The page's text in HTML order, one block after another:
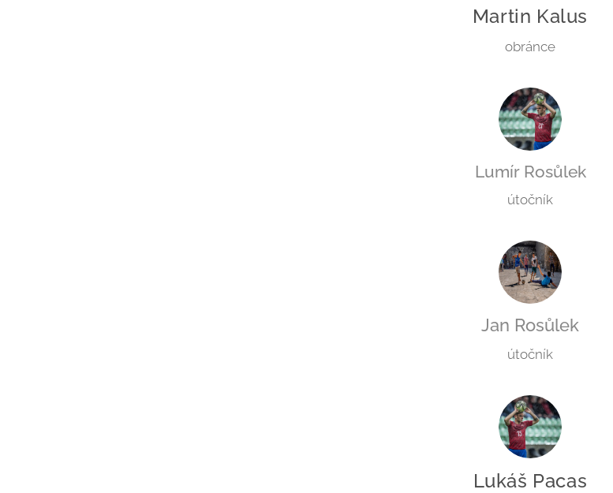
Martin Kalus
obránce
Lumír Rosůlek
útočník
Jan Rosůlek
útočník
Lukáš Pacas